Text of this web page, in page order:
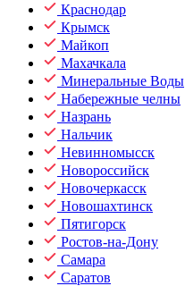
Краснодар
Крымск
Майкоп
Махачкала
Минеральные Воды
Набережные челны
Назрань
Нальчик
Невинномысск
Новороссийск
Новочеркасск
Новошахтинск
Пятигорск
Ростов-на-Дону
Самара
Саратов